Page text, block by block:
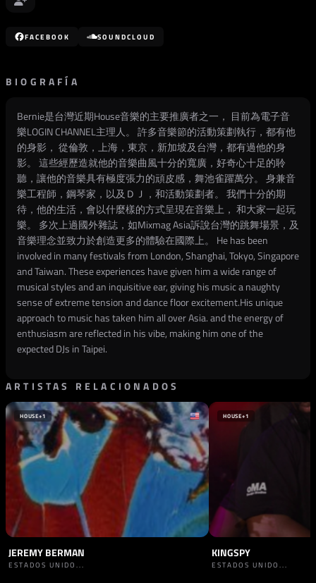
FACEBOOK SOUNDCLOUD
BIOGRAFÍA
Bernie是台灣近期House音樂的主要推廣者之一， 目前為電子音
樂LOGIN CHANNEL主理人。 許多音樂節的活動策劃執行，都有他
的身影， 從倫敦，上海，東京，新加坡及台灣，都有過他的身
影。 這些經歷造就他的音樂曲風十分的寬廣，好奇心十足的聆
聽，讓他的音樂具有極度張力的頑皮感，舞池雀躍萬分。 身兼音
樂工程師，鋼琴家，以及ＤＪ，和活動策劃者。 我們十分的期
待，他的生活，會以什麼樣的方式呈現在音樂上， 和大家一起玩
樂。 多次上過國外雜誌，如Mixmag Asia訴說台灣的跳舞場景，及
音樂理念並致力於創造更多的體驗在國際上。 He has been
involved in many festivals from London, Shanghai, Tokyo, Singapore
and Taiwan. These experiences have given him a wide range of
musical styles and an inquisitive ear, giving his music a naughty
sense of extreme tension and dance floor excitement.His unique
approach to music has taken him all over Asia. and the energy of
enthusiasm are reflected in his vibe, making him one of the
expected DJs in Taipei.
ARTISTAS RELACIONADOS
HOUSE+1
JEREMY BERMAN
ESTADOS UNIDO...
HOUSE+1
KINGSPY
ESTADOS UNIDO...